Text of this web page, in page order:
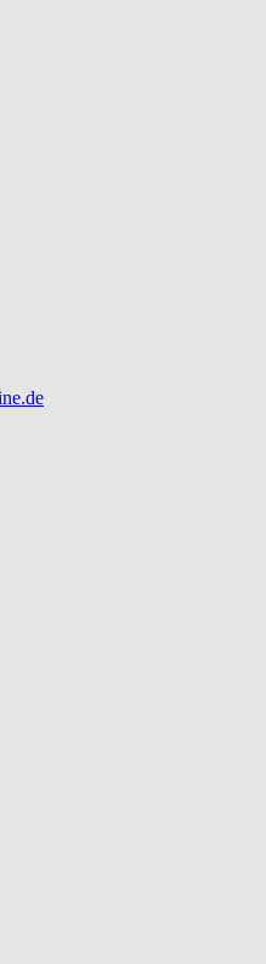
company/mvbbooks
lifeatmvb/
@mvbbooks